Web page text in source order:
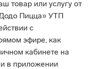
товар или услугу от
Пицца» УТП
с
эфире, как
кабинете на
в приложении